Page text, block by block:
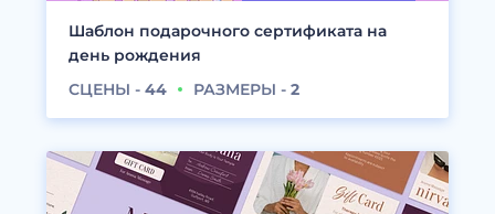
Шаблон подарочного сертификата на
день рождения
СЦЕНЫ - 44 РАЗМЕРЫ - 2